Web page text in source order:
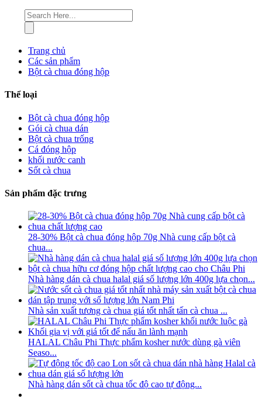
Trang chủ
Các sản phẩm
Bột cà chua đóng hộp
Thể loại
Bột cà chua đóng hộp
Gói cà chua dán
Bột cà chua trống
Cá đóng hộp
khối nước canh
Sốt cà chua
Sản phẩm đặc trưng
28-30% Bột cà chua đóng hộp 70g Nhà cung cấp bột cà
chua...
Nhà hàng dán cà chua halal giá số lượng lớn 400g lựa chọn...
Nhà sản xuất tương cà chua giá tốt nhất tấn cà chua ...
HALAL Châu Phi Thực phẩm kosher nước dùng gà viên
Seaso...
Nhà hàng dán sốt cà chua tốc độ cao tự động...